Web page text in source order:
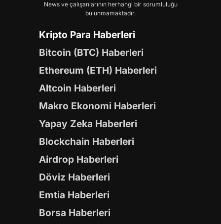
News ve çalışanlarının herhangi bir sorumluluğu
bulunmamaktadır.
Kripto Para Haberleri
Bitcoin (BTC) Haberleri
Ethereum (ETH) Haberleri
Altcoin Haberleri
Makro Ekonomi Haberleri
Yapay Zeka Haberleri
Blockchain Haberleri
Airdrop Haberleri
Döviz Haberleri
Emtia Haberleri
Borsa Haberleri